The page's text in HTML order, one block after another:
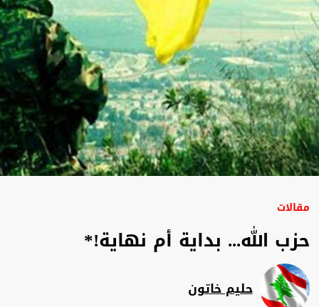
مقالات
حزب الله... بداية أم نهاية!*
حليم خاتون